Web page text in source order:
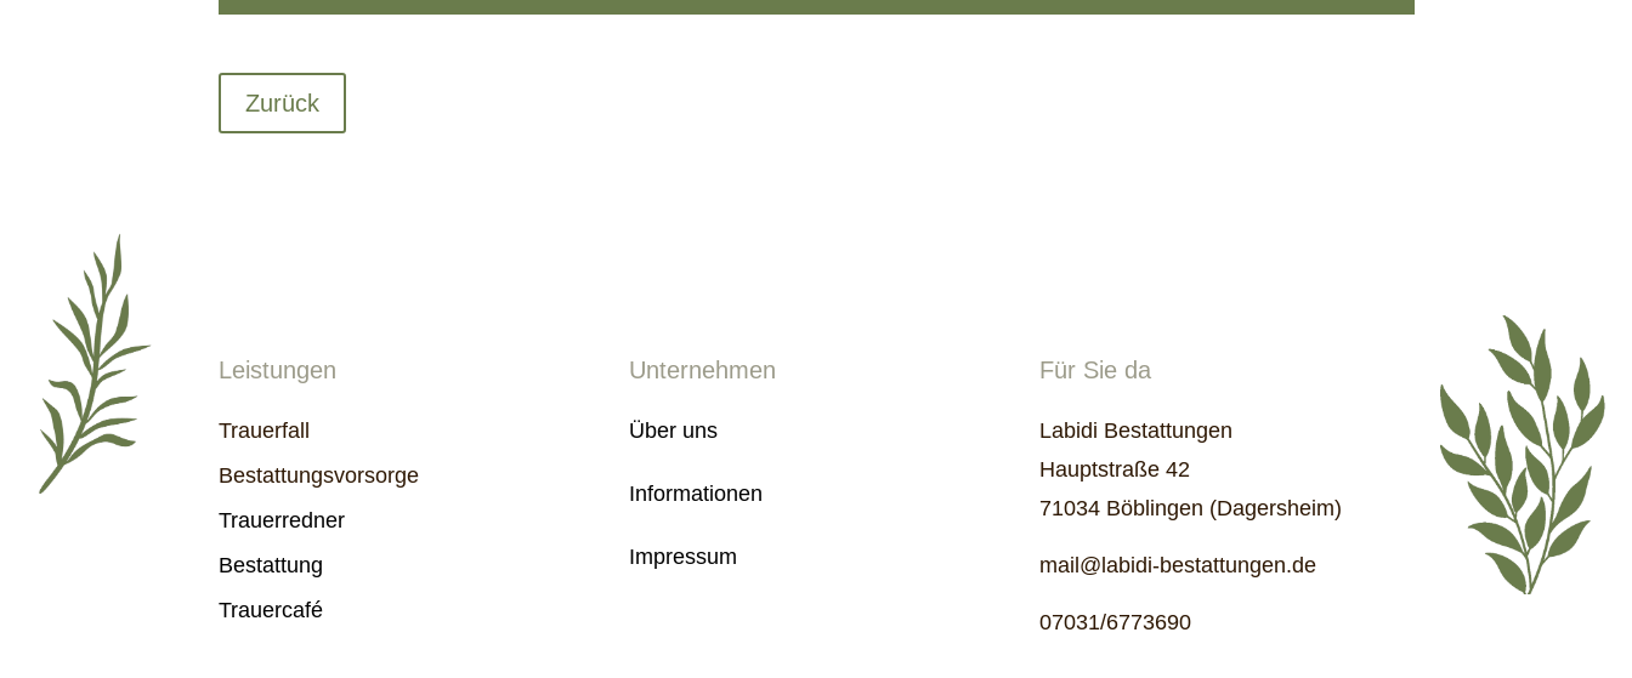
Zurück
Leistungen
Trauerfall
Bestattungsvorsorge
Trauerredner
Bestattung
Trauercafé
Unternehmen
Über uns
Informationen
Impressum
Für Sie da
Labidi Bestattungen
Hauptstraße 42
71034 Böblingen (Dagersheim)
mail@labidi-bestattungen.de
07031/6773690